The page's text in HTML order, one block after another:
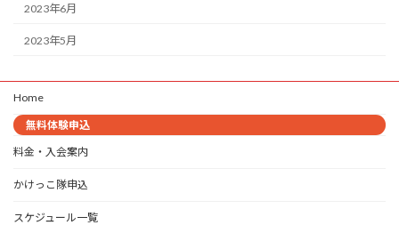
2023年6月
2023年5月
Home
無料体験申込
料金・入会案内
かけっこ隊申込
スケジュール一覧